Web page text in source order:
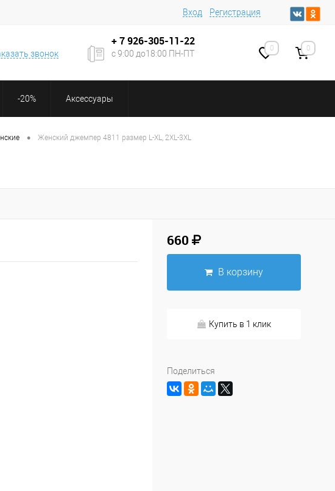
Вход Регистрация
звонок
+ 7926-305-11-22
с 9:00 до18:00 ПН-ПТ
0 0
-20% Аксессуары
• Женский джемпер 4811 размер L-XL, 2XL-3XL
660
В корзину
Купить в 1 клик
Поделиться